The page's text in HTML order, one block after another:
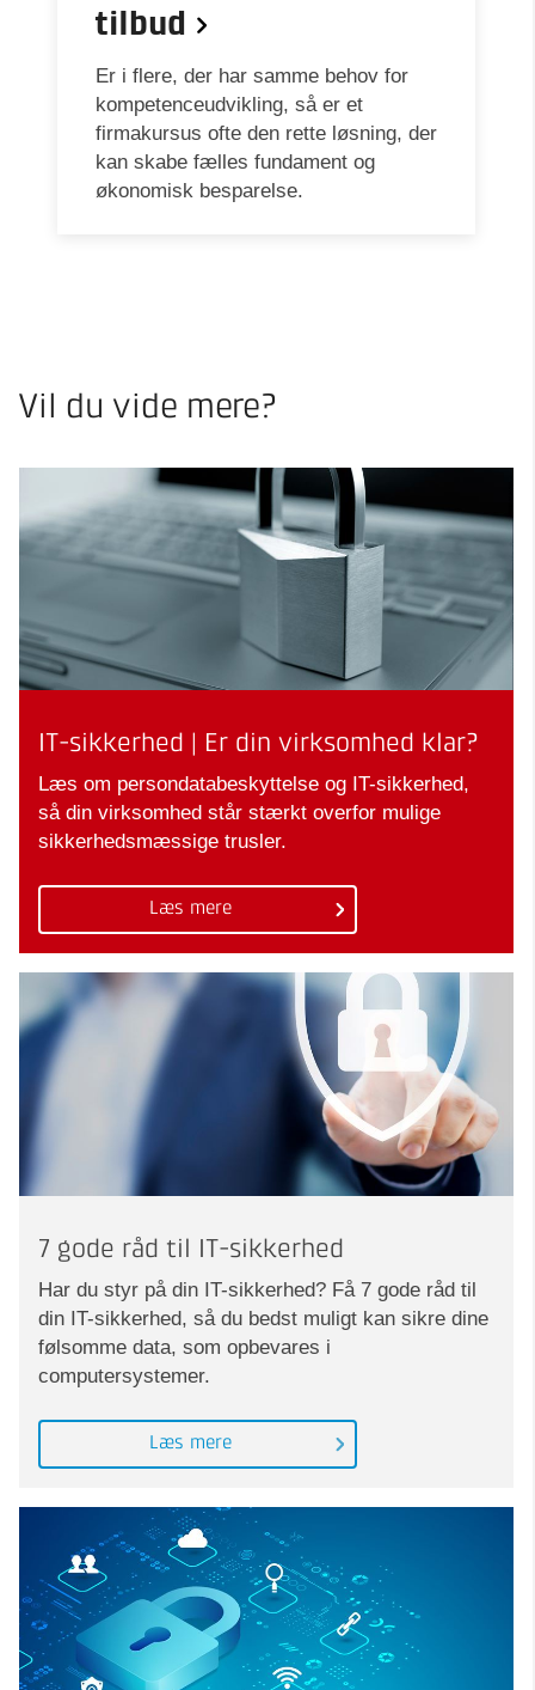
tilbud
Er i flere, der har samme behov for
kompetenceudvikling, så er et
firmakursus ofte den rette løsning, der
kan skabe fælles fundament og
økonomisk besparelse.
Vil du vide mere?
IT-sikkerhed | Er din virksomhed klar?
Læs om persondatabeskyttelse og IT-sikkerhed,
så din virksomhed står stærkt overfor mulige
sikkerhedsmæssige trusler.
Læs mere
7 gode råd til IT-sikkerhed
Har du styr på din IT-sikkerhed? Få 7 gode råd til
din IT-sikkerhed, så du bedst muligt kan sikre dine
følsomme data, som opbevares i
computersystemer.
Læs mere